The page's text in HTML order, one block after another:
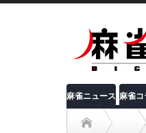
麻雀ニュース 麻雀コ